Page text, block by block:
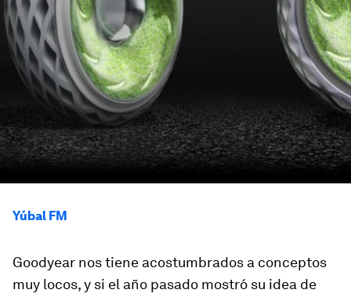
Yúbal FM
Goodyear nos tiene acostumbrados a conceptos
muy locos, y si el año pasado mostró su idea de